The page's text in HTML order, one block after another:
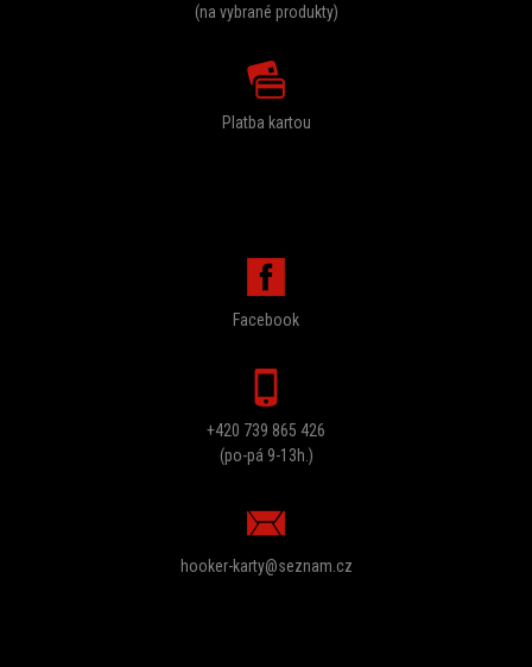
(na vybrané produkty)
Platba kartou
Facebook
+420 739 865 426
(po-pá 9-13h.)
hooker-karty@seznam.cz